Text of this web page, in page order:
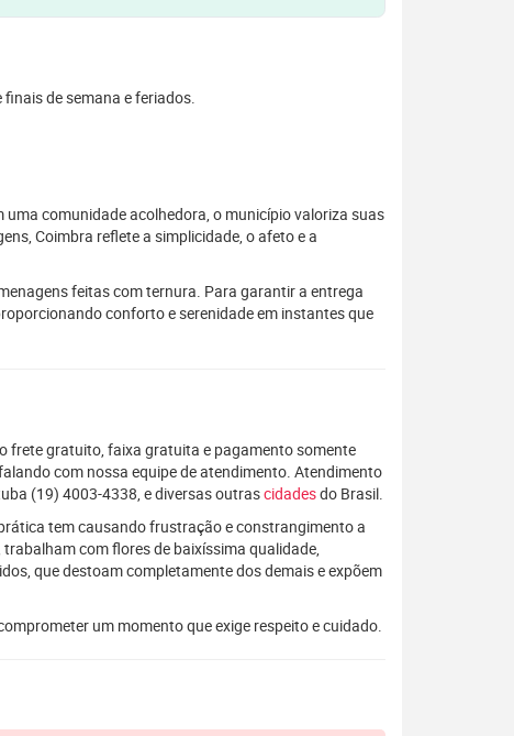
de semana e feriados.
comunidade acolhedora, o município valoriza suas
Coimbra reflete a simplicidade, o afeto e a
feitas com ternura. Para garantir a entrega
conforto e serenidade em instantes que
frete gratuito, faixa gratuita e pagamento somente
com nossa equipe de atendimento. Atendimento
(19) 4003-4338, e diversas outrascidadesdo Brasil.
tem causando frustração e constrangimento a
com flores de baixíssima qualidade,
que destoam completamente dos demais e expõem
um momento que exige respeito e cuidado.